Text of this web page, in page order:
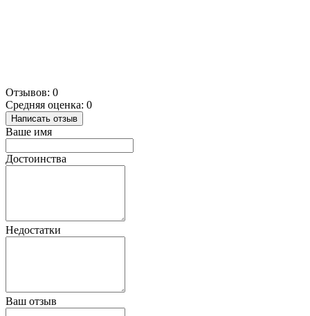
Отзывов: 0
Средняя оценка: 0
Написать отзыв
Ваше имя
Достоинства
Недостатки
Ваш отзыв